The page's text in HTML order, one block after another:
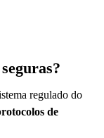
regulado do
de